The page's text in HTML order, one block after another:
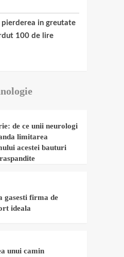
in greutate
100 de lire
de ce unii neurologi
limitarea
acestei bauturi
gasesti firma de
ideala
unui camin